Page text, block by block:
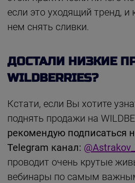
если это уходящий тренд, и
нем снять сливки.
ДОСТАЛИ НИЗКИЕ
WILDBERRIES?
Кстати, если Вы хотите
поднять продажи на
рекомендую подписаться
Telegram канал:
проводит очень крутые
вебинары по самым